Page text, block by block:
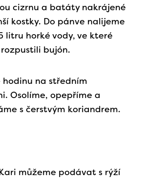
cizrnu a batáty nakrájené
kostky. Do pánve nalijeme
litru horké vody, ve které
rozpustili bujón.
hodinu na středním
Osolíme, opepříme a
s čerstvým koriandrem.
můžeme podávat s rýží